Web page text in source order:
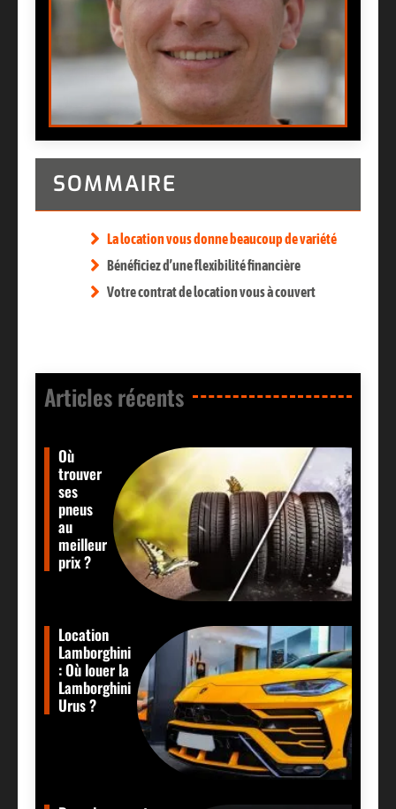
SOMMAIRE
La location vous donne beaucoup de variété
Bénéficiez d’une flexibilité financière
Votre contrat de location vous à couvert
Articles récents​
Où
trouver
ses
pneus
au
meilleur
prix ?
Location
Lamborghini
: Où louer la
Lamborghini
Urus ?